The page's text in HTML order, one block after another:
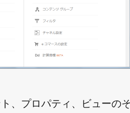
、プロパティ、ビューの